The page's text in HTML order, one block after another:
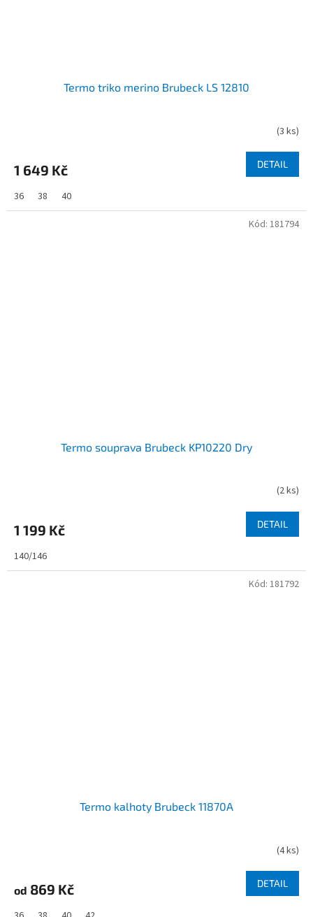
Termo triko merino Brubeck LS 12810
(3 ks)
1 649 Kč DETAIL
36 38 40
Termo souprava Brubeck KP10220 Dry
(2 ks)
1 199 Kč DETAIL
140/146
Kód: 181794
Termo kalhoty Brubeck 11870A
(4 ks)
od 869 Kč DETAIL
Kód: 181792